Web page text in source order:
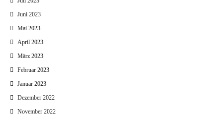
Juni 2023
Mai 2023
April 2023
März 2023
Februar 2023
Januar 2023
Dezember 2022
November 2022